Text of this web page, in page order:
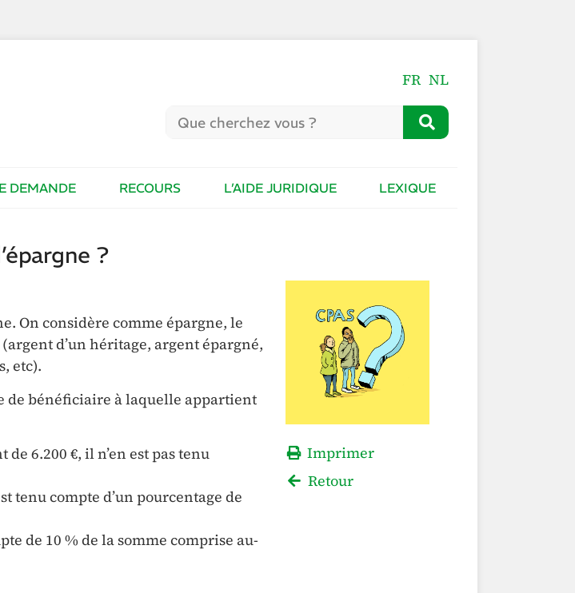
FR NL
DEMANDE RECOURS L’AIDE JURIDIQUE LEXIQUE
?
On considère comme épargne, le
d’un héritage, argent épargné,
etc).
de bénéficiaire à laquelle appartient
6.200 €, il n’en est pas tenu
tenu compte d’un pourcentage de
de 10 % de la somme comprise au-
Imprimer
Retour